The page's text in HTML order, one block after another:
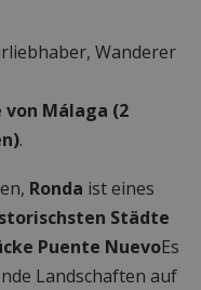
Wanderer
von Málaga (2
.
Ronda ist eines
Städte
Puente NuevoEs
Landschaften auf